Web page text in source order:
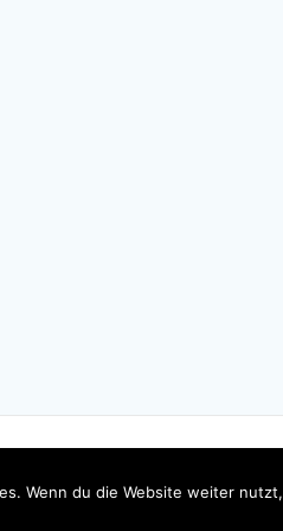
Wenn du die Website weiter